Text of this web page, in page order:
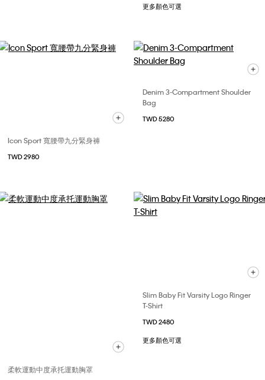
更多顏色可選
Icon Sport 寬腰帶九分緊身褲
TWD 2980
Denim 3-Compartment Shoulder
Bag
TWD 5280
柔軟運動中度承托運動胸罩
Slim Baby Fit Varsity Logo Ringer
T-Shirt
TWD 2480
更多顏色可選